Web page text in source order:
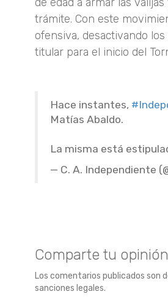
de edad a armar las
trámite. Con este
ofensiva, desactivando
titular para el inicio del
Hace instantes,
Matías Abaldo.
La misma está
— C. A. Independiente
Comparte tu
Los comentarios publicados son
sanciones legales.